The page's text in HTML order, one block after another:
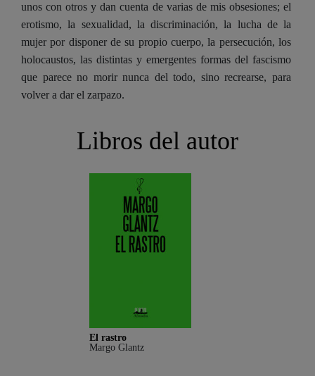
unos con otros y dan cuenta de varias de mis obsesiones; el
erotismo, la sexualidad, la discriminación, la lucha de la
mujer por disponer de su propio cuerpo, la persecución, los
holocaustos, las distintas y emergentes formas del fascismo
que parece no morir nunca del todo, sino recrearse, para
volver a dar el zarpazo.
Libros del autor
El rastro
Margo Glantz